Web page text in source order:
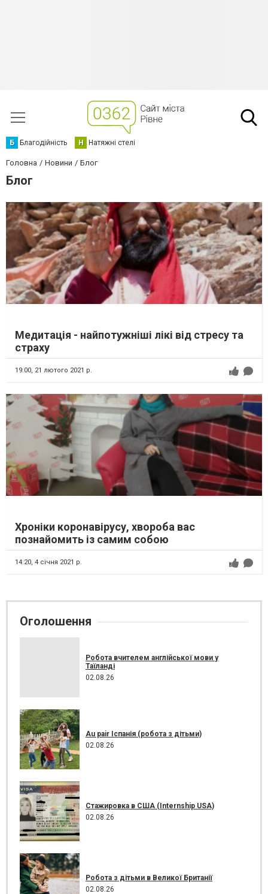
Б Благодійність Н Натяжні стелі
Головна Новини Блог
Блог
Медитація - найпотужніші лікі від стресу та
страху
19:00, 21 лютого 2021 р.
Хроніки коронавірусу, хвороба вас
познайомить із самим собою
14:20, 4 січня 2021 р.
Оголошення
Робота вчителем англійської мови у
Таїланді
02.08.26
Au pair Іспанія (робота з дітьми)
02.08.26
Стажировка в США (Internship USA)
02.08.26
Робота з дітьми в Великої Британії
02.08.26